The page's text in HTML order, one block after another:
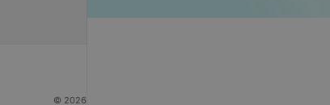
© 2026 ООО «Артокс Лаб», УНП 191700409